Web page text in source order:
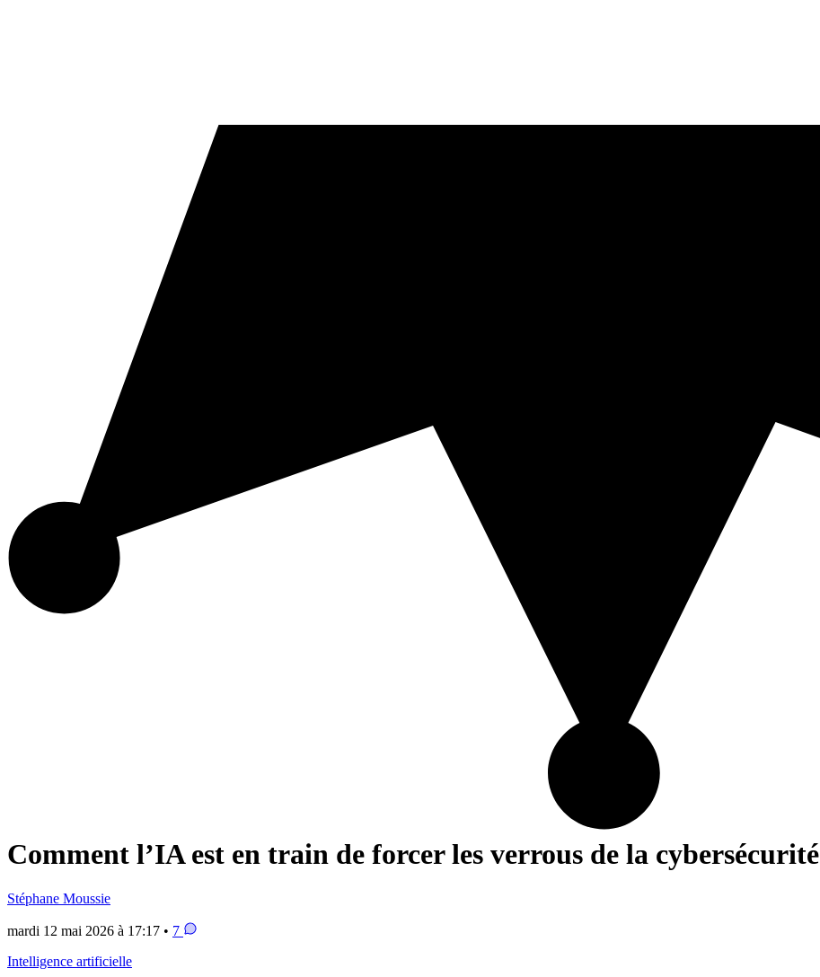
Comment l’IA est en train de forcer les verrous de la cybersécurité
Stéphane Moussie
mardi 12 mai 2026 à 17:17 • 7
Intelligence artificielle